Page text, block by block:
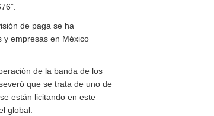
de paga se ha
y empresas en México
de la banda de los
que se trata de uno de
están licitando en este
global.